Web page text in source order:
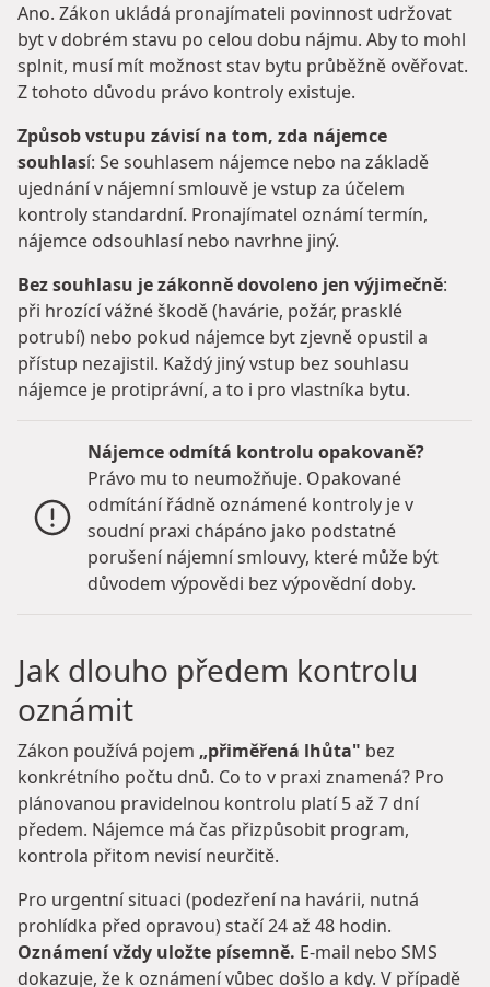
Ano. Zákon ukládá pronajímateli povinnost udržovat
byt v dobrém stavu po celou dobu nájmu. Aby to mohl
splnit, musí mít možnost stav bytu průběžně ověřovat.
Z tohoto důvodu právo kontroly existuje.
Způsob vstupu závisí na tom, zda nájemce
souhlasí: Se souhlasem nájemce nebo na základě
ujednání v nájemní smlouvě je vstup za účelem
kontroly standardní. Pronajímatel oznámí termín,
nájemce odsouhlasí nebo navrhne jiný.
Bez souhlasu je zákonně dovoleno jen výjimečně:
při hrozící vážné škodě (havárie, požár, prasklé
potrubí) nebo pokud nájemce byt zjevně opustil a
přístup nezajistil. Každý jiný vstup bez souhlasu
nájemce je protiprávní, a to i pro vlastníka bytu.
Nájemce odmítá kontrolu opakovaně?
Právo mu to neumožňuje. Opakované
odmítání řádně oznámené kontroly je v
soudní praxi chápáno jako podstatné
porušení nájemní smlouvy, které může být
důvodem výpovědi bez výpovědní doby.
Jak dlouho předem kontrolu
oznámit
Zákon používá pojem „přiměřená lhůta" bez
konkrétního počtu dnů. Co to v praxi znamená? Pro
plánovanou pravidelnou kontrolu platí 5 až 7 dní
předem. Nájemce má čas přizpůsobit program,
kontrola přitom nevisí neurčitě.
Pro urgentní situaci (podezření na havárii, nutná
prohlídka před opravou) stačí 24 až 48 hodin.
Oznámení vždy uložte písemně. E-mail nebo SMS
dokazuje, že k oznámení vůbec došlo a kdy. V případě